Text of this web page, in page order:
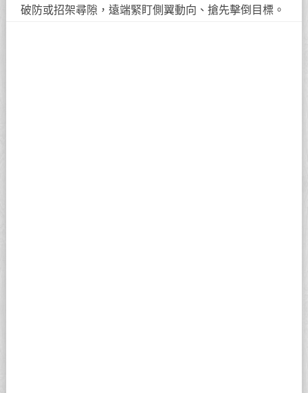
破防或招架尋隙，遠端緊盯側翼動向、搶先擊倒目標。